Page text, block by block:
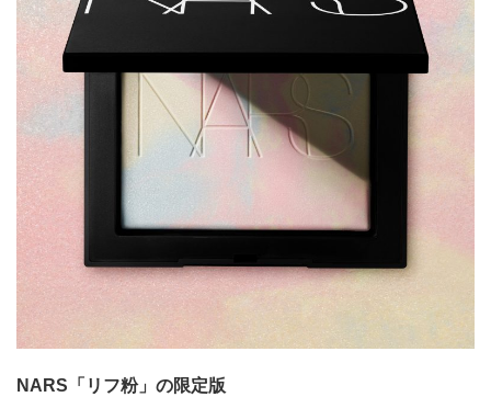
NARS「リフ粉」の限定版